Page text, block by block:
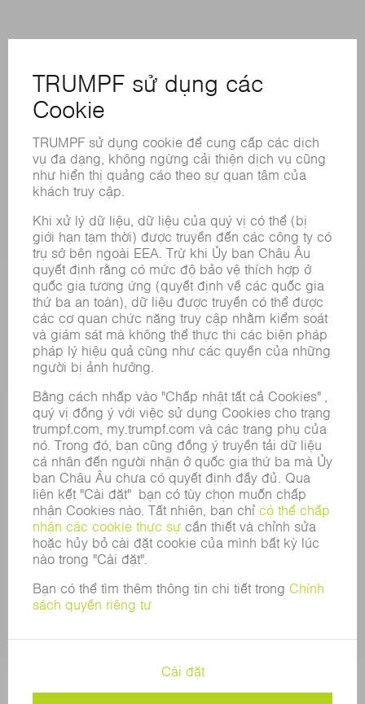
LIÊN HỆ
ĐỊA ĐIỂM
CÁC SỰ KIỆN VÀ NGÀY THÁNG
BẢNG DỮ LIỆU AN TOÀN HÓA CHẤT
SẢN PHẨM
CÁC HỆ THỐNG &MÁY MÓC
CÔNG NGHỆ LASER
MÁY CÔNG CỤ
NHÀ MÁY THÔNG MINH
PHẦN MỀM
CÁC LOẠI HÌNH DỊCH VỤ
CÁC ỨNG DỤNG
CÁC LĨNH VỰC
DOANH NGHIỆP
SỰ NGHIỆP
VỊ TRÍ TUYỂN DỤNG
HỒ SƠ NĂNG LỰC CỦA TẬP ĐOÀN
BÁO CÁO THƯỜNG NIÊN
NGUYÊN TẮC DOANH NGHIỆP
TUÂN THỦ
HỆ THỐNG TỐ CÁO
BẢO MẬT
THÔNG CÁO BÁO CHÍ
TẠP CHÍ
TÍNH BỀN VỮNG
MÔI TRƯỜNG & KHÍ HẬU
XÃ HỘI & DOANH NGHIỆP
QUẢN LÝ DOANH NGHIỆP